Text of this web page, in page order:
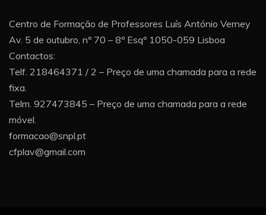
Centro de Formação de Professores Luís António Verney
Av. 5 de outubro, nº 70 – 8º Esqº 1050-059 Lisboa
Contactos:
Telf. 218464371 / 2 – Preço de uma chamada para a rede
fixa.
Telm. 927473845 – Preço de uma chamada para a rede
móvel.
formacao@snpl.pt
cfplav@gmail.com